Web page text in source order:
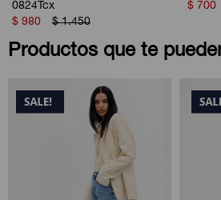
0824Tcx
$ 980 $ 1.450
$ 700
Productos que te